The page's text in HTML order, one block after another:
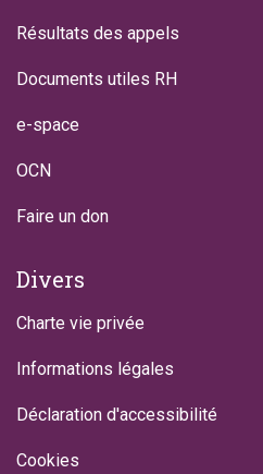
Résultats des appels
Documents utiles RH
e-space
OCN
Faire un don
Divers
Charte vie privée
Informations légales
Déclaration d'accessibilité
Cookies